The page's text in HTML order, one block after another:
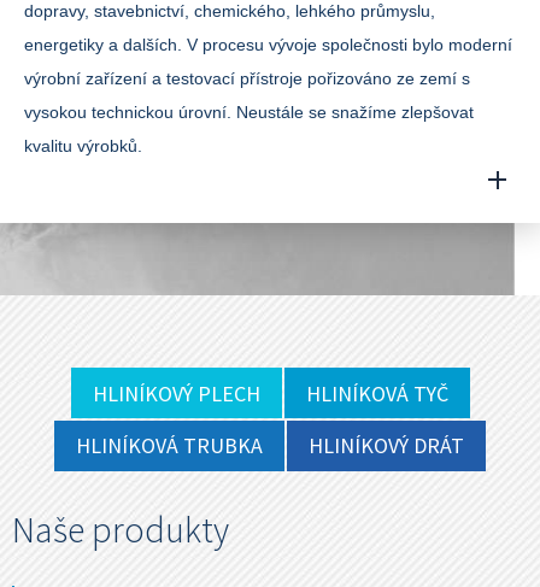
dopravy, stavebnictví, chemického, lehkého průmyslu,
energetiky a dalších. V procesu vývoje společnosti bylo moderní
výrobní zařízení a testovací přístroje pořizováno ze zemí s
vysokou technickou úrovní. Neustále se snažíme zlepšovat
kvalitu výrobků.
HLINÍKOVÝ PLECH
HLINÍKOVÁ TYČ
HLINÍKOVÁ TRUBKA
HLINÍKOVÝ DRÁT
Naše produkty